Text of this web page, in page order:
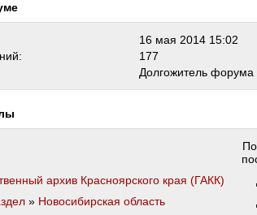
16 мая 2014 15:02
177
Долгожитель форума
архив Красноярского края (ГАКК)
» Новосибирская область